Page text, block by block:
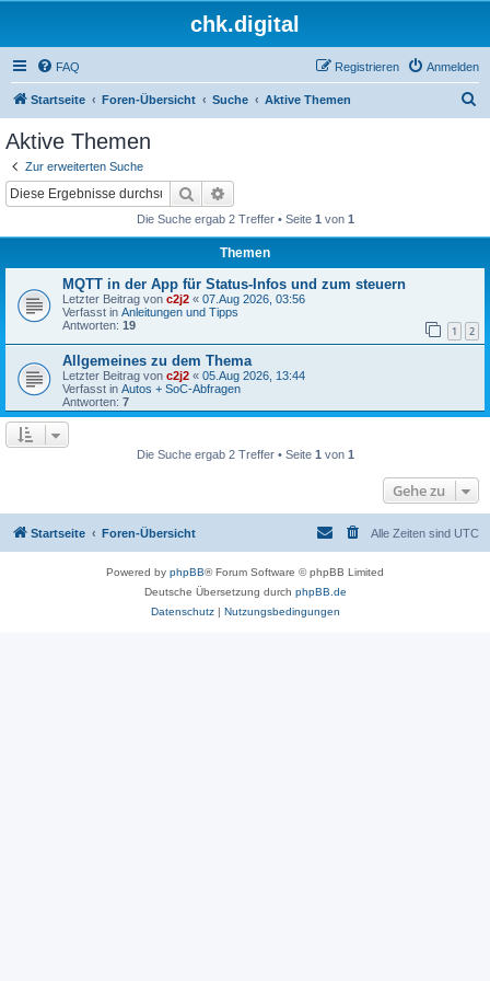
chk.digital
FAQ Anmelden
Registrieren
Startseite Foren-Übersicht Suche Aktive Themen
Aktive Themen
Zur erweiterten Suche
Suche
Die Suche ergab 2 Treffer • Seite 1 von 1
Themen
MQTT in der App für Status-Infos und zum steuern
Letzter Beitrag von c2j2 « 07.Aug 2026, 03:56
Verfasst in Anleitungen und Tipps
Antworten: 19 1 2
Allgemeines zu dem Thema
Letzter Beitrag von c2j2 « 05.Aug 2026, 13:44
Verfasst in Autos + SoC-Abfragen
Antworten: 7
Die Suche ergab 2 Treffer • Seite 1 von 1
Gehe zu
Startseite Foren-Übersicht Alle Zeiten sind UTC
Powered by phpBB® Forum Software © phpBB Limited
Deutsche Übersetzung durch phpBB.de
Datenschutz| Nutzungsbedingungen